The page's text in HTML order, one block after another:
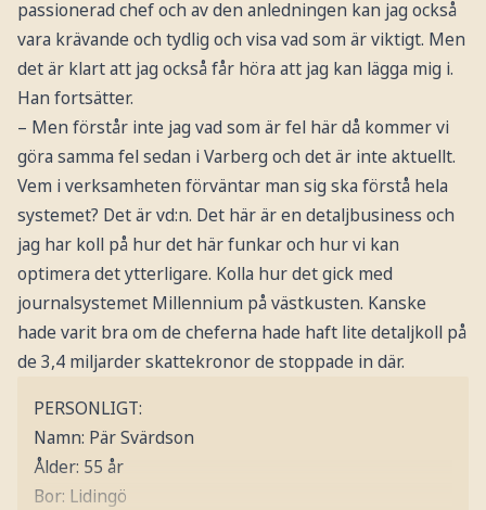
passionerad chef och av den anledningen kan jag också
vara krävande och tydlig och visa vad som är viktigt. Men
det är klart att jag också får höra att jag kan lägga mig i.
Han fortsätter.
– Men förstår inte jag vad som är fel här då kommer vi
göra samma fel sedan i Varberg och det är inte aktuellt.
Vem i verksamheten förväntar man sig ska förstå hela
systemet? Det är vd:n. Det här är en detaljbusiness och
jag har koll på hur det här funkar och hur vi kan
optimera det ytterligare. Kolla hur det gick med
journalsystemet Millennium på västkusten. Kanske
hade varit bra om de cheferna hade haft lite detaljkoll på
de 3,4 miljarder skattekronor de stoppade in där.
PERSONLIGT:
Namn: Pär Svärdson
Ålder: 55 år
Bor: Lidingö